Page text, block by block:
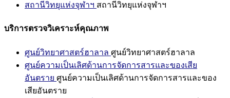
สถานีวิทยุแห่งจุฬาฯ สถานีวิทยุแห่งจุฬาฯ
บริการตรวจวิเคราะห์คุณภาพ
ศูนย์วิทยาศาสตร์ฮาลาล ศูนย์วิทยาศาสตร์ฮาลาล
ศูนย์ความเป็นเลิศด้านการจัดการสารและของเสีย
อันตราย ศูนย์ความเป็นเลิศด้านการจัดการสารและของ
เสียอันตราย